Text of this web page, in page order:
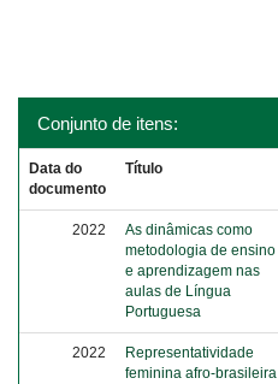
Conjunto de itens:
Data do
documento
Título
2022
As dinâmicas como
metodologia de ensino
e aprendizagem nas
aulas de Língua
Portuguesa
2022
Representatividade
feminina afro-brasileira